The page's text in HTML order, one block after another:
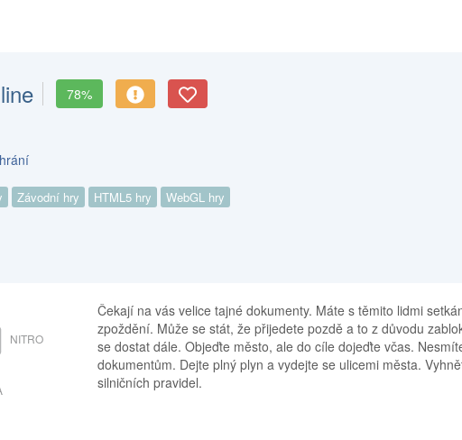
78%
Závodní hry HTML5 hry WebGL hry
NITRO
Čekají na vás velice tajné dokumenty. Máte s těmito lidmi
zpoždění. Může se stát, že přijedete pozdě a to z důvodu
se dostat dále. Objeďte město, ale do cíle dojeďte včas.
dokumentům. Dejte plný plyn a vydejte se ulicemi města.
silničních pravidel.